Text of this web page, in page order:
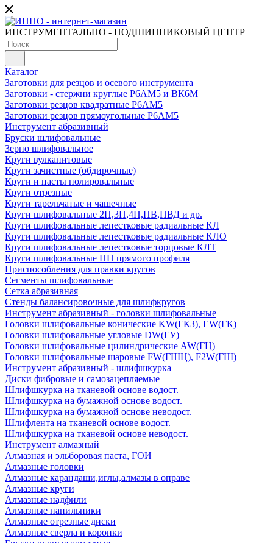
ИНСТРУМЕНТАЛЬНО - ПОДШИПНИКОВЫЙ ЦЕНТР
Каталог
Заготовки для резцов и осевого инструмента
Заготовки - стержни круглые Р6АМ5 и ВК6М
Заготовки резцов квадратные Р6АМ5
Заготовки резцов прямоугольные Р6АМ5
Инструмент абразивный
Бруски шлифовальные
Зерно шлифовальное
Круги вулканитовые
Круги зачистные (обдирочные)
Круги и пасты полировальные
Круги отрезные
Круги тарельчатые и чашечные
Круги шлифовальные 2П,3П,4П,ПВ,ПВД и др.
Круги шлифовальные лепестковые радиальные КЛ
Круги шлифовальные лепестковые радиальные КЛО
Круги шлифовальные лепестковые торцовые КЛТ
Круги шлифовальные ПП прямого профиля
Приспособления для правки кругов
Сегменты шлифовальные
Сетка абразивная
Стенды балансировочные для шлифкругов
Инструмент абразивный - головки шлифовальные
Головки шлифовальные конические KW(ГКЗ), EW(ГК)
Головки шлифовальные угловые DW(ГУ)
Головки шлифовальные цилиндрические AW(ГЦ)
Головки шлифовальные шаровые FW(ГШЦ), F2W(ГШ)
Инструмент абразивный - шлифшкурка
Диски фибровые и самозацепляемые
Шлифшкурка на тканевой основе водост.
Шлифшкурка на бумажной основе водост.
Шлифшкурка на бумажной основе неводост.
Шлифлента на тканевой основе водост.
Шлифшкурка на тканевой основе неводост.
Инструмент алмазный
Алмазная и эльборовая паста, ГОИ
Алмазные головки
Алмазные карандаши,иглы,алмазы в оправе
Алмазные круги
Алмазные надфили
Алмазные напильники
Алмазные отрезные диски
Алмазные сверла и коронки